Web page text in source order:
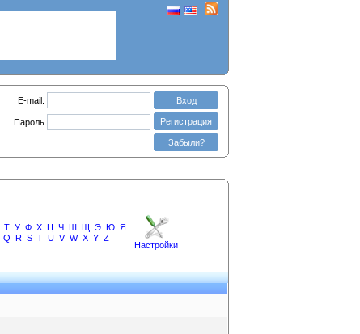
E-mail: Вход
Пароль Регистрация
Забыли?
Т У Ф Х Ц Ч Ш Щ Э Ю Я
Q R S T U V W X Y Z
Настройки